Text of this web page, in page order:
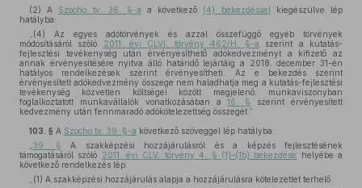
(2) A Szocho tv. 36. §-a a következő (4) bekezdéssel kiegészülve lép
hatályba:
„(4) Az egyes adótörvények és azzal összefüggő egyéb törvények
módosításáról szóló
2011. évi CLVI. törvény 462/H. §-a szerint a kutatás-
fejlesztési tevékenység után érvényesíthető adókedvezményt a kifizető az
annak érvényesítésére nyitva álló határidő lejártáig a 2018. december 31-én
hatályos rendelkezések szerint érvényesítheti. Az e bekezdés szerint
érvényesített adókedvezmény összege nem haladhatja meg a kutatás-fejlesztési
tevékenység közvetlen költségei között megjelenő, munkaviszonyban
foglalkoztatott munkavállalók vonatkozásában a16. §
szerint érvényesített
kedvezmény után fennmaradó adókötelezettség összegét.”
103. § A Szocho tv. 39. §-a következő szöveggel lép hatályba:
39. § A szakképzési hozzájárulásról és a képzés fejlesztésének
támogatásáról szóló 2011. évi CLV. törvény 4. § (1)–(1b) bekezdése
helyébe a
következő rendelkezés lép:
„(1) A szakképzési hozzájárulás alapja a hozzájárulásra kötelezettet terhelő